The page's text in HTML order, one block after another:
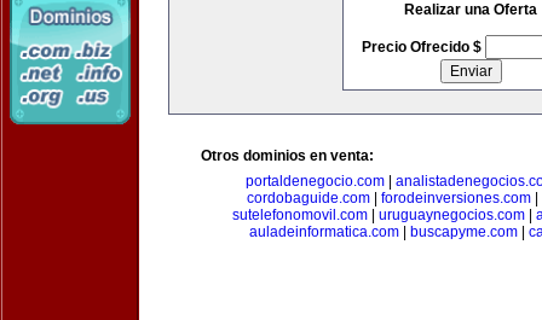
Realizar una Oferta
Precio Ofrecido $
Otros dominios en venta:
portaldenegocio.com|
cordobaguide.com
forodeinversiones.com
sutelefonomovil.com| uruguaynegocios.com|
auladeinformatica.com| buscapyme.com|